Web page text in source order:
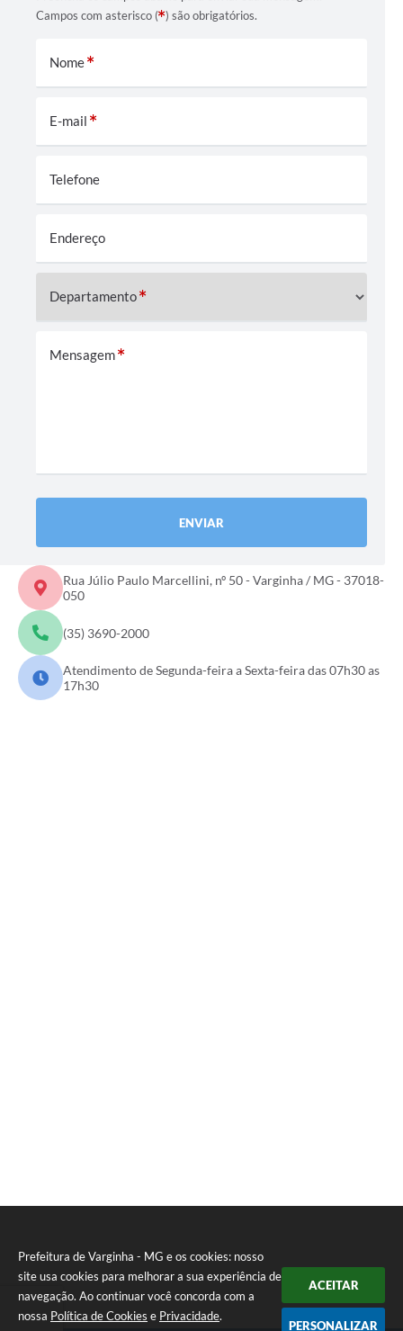
Prefeitura de Varginha - MG e os cookies: nosso
site usa cookies para melhorar a sua experiência de
navegação. Ao continuar você concorda com a
nossa Política de Cookies e Privacidade.
ACEITAR
PERSONALIZAR
Campos com asterisco ( ) são obrigatórios.
Nome
E-mail
Telefone
Endereço
Departamento
Mensagem
ENVIAR
Rua Júlio Paulo Marcellini, nº 50 - Varginha / MG - 37018-
050
(35) 3690-2000
Atendimento de Segunda-feira a Sexta-feira das 07h30 as
17h30